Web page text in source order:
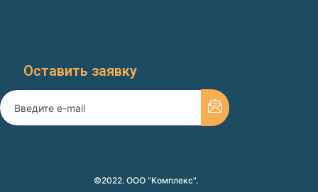
Оставить заявку
©2022. ООО "Комплекс".